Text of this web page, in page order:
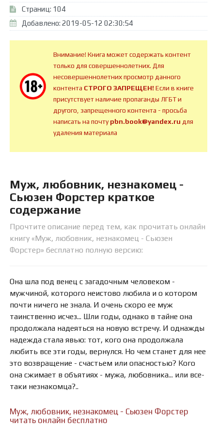
Страниц: 104
Добавлено: 2019-05-12 02:30:54
Внимание! Книга может содержать контент
только для совершеннолетних. Для
несовершеннолетних просмотр данного
контента СТРОГО ЗАПРЕЩЕН!Если в книге
присутствует наличие пропаганды ЛГБТ и
другого, запрещенного контента - просьба
написать на почтуpbn.book@yandex.ru для
удаления материала
Муж, любовник, незнакомец -
Сьюзен Форстер краткое
содержание
Прочтите описание перед тем, как прочитать онлайн
книгу «Муж, любовник, незнакомец - Сьюзен
Форстер» бесплатно полную версию:
Она шла под венец с загадочным человеком -
мужчиной, которого неистово любила и о котором
почти ничего не знала. И очень скоро ее муж
таинственно исчез... Шли годы, однако в тайне она
продолжала надеяться на новую встречу. И однажды
надежда стала явью: тот, кого она продолжала
любить все эти годы, вернулся. Но чем станет для нее
это возвращение - счастьем или опасностью? Кого
она сжимает в объятиях - мужа, любовника... или все-
таки незнакомца?..
Муж, любовник, незнакомец - Сьюзен Форстер
читать онлайн бесплатно